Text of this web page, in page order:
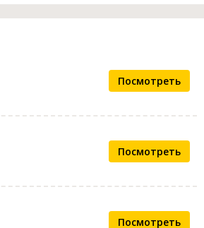
Посмотреть
Посмотреть
Посмотреть